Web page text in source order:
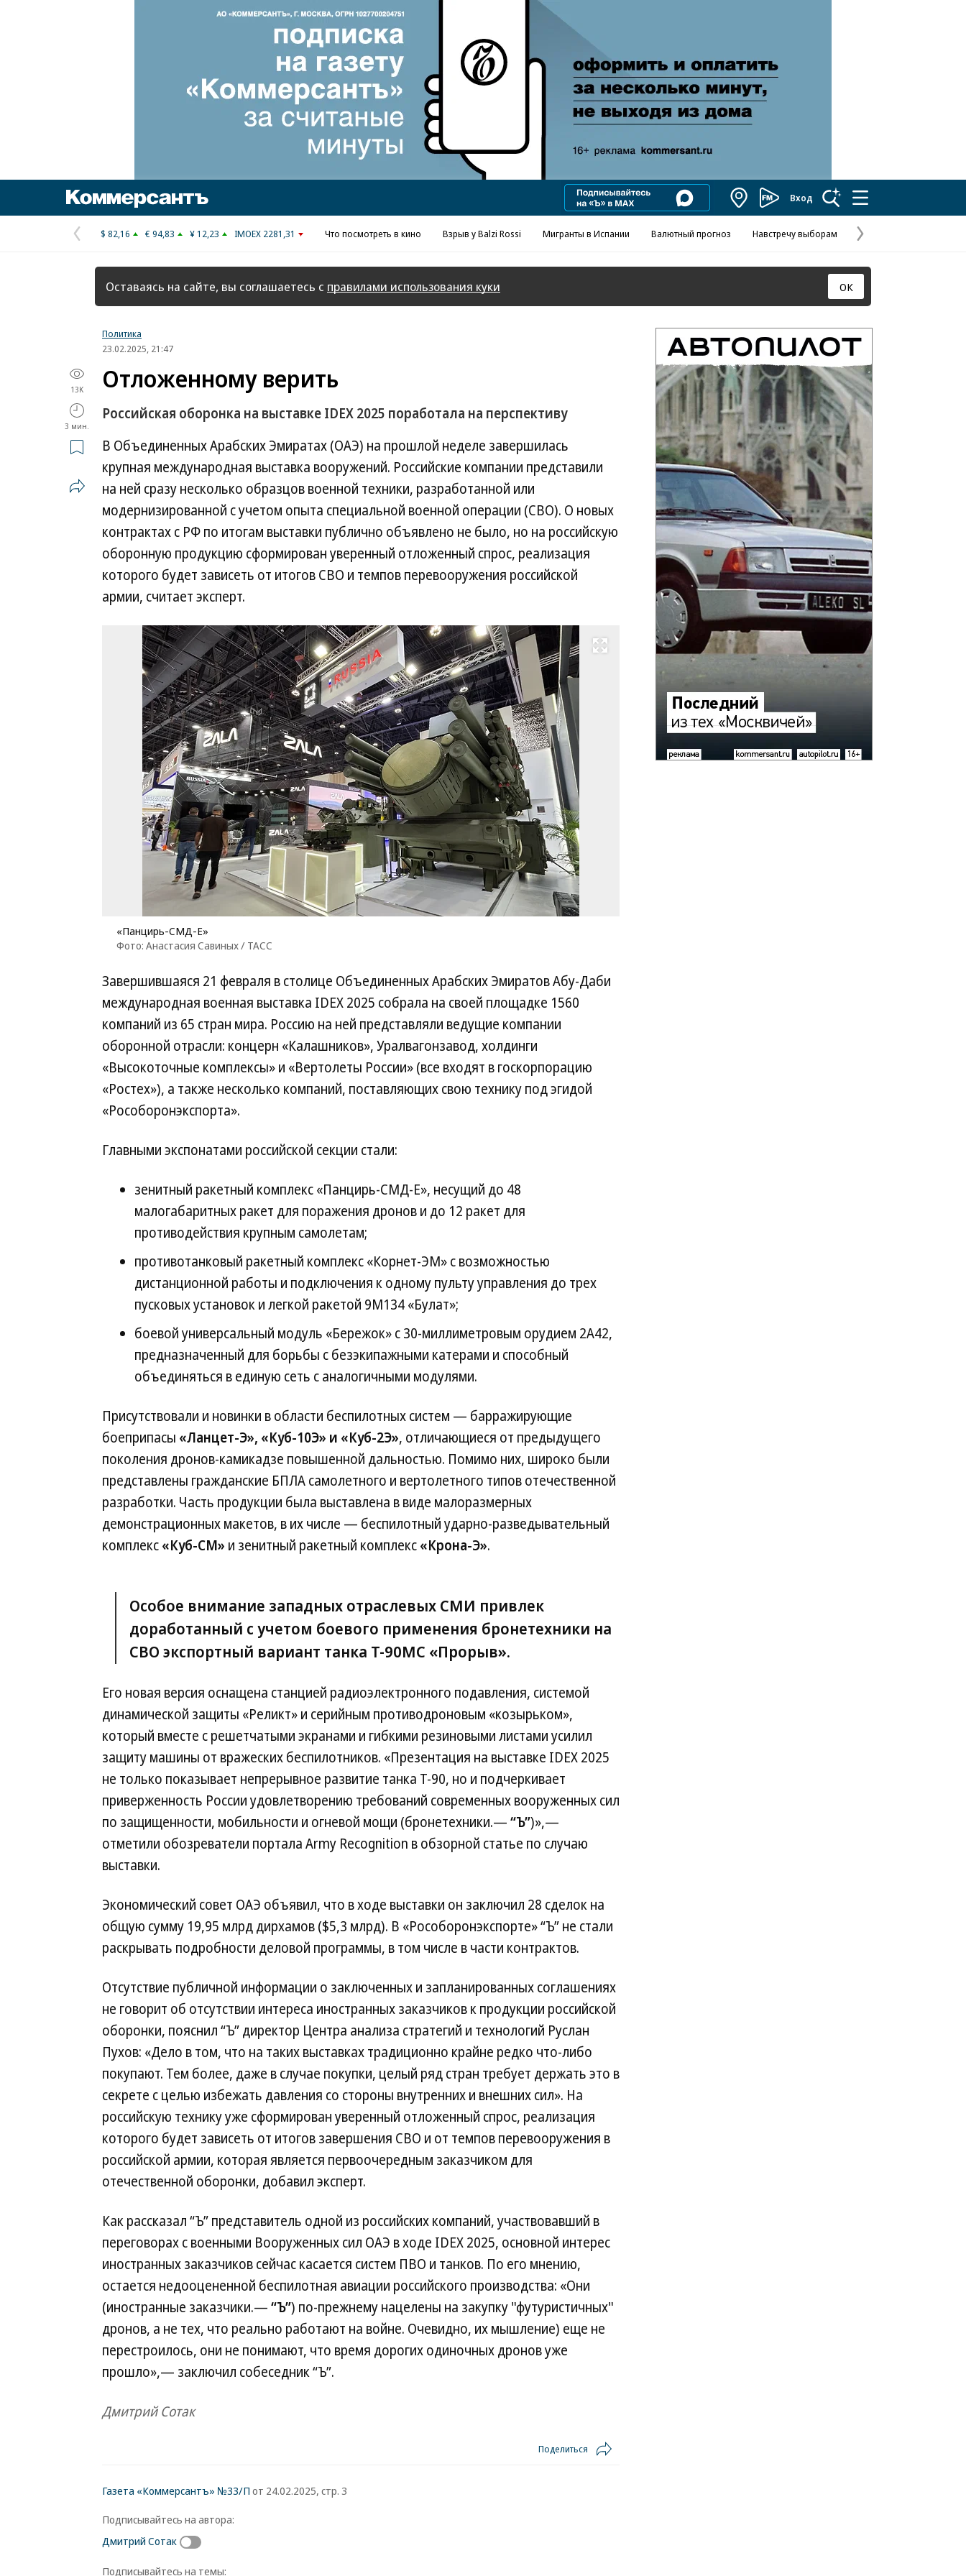
Реклама в «Ъ» www.kommersant.ru/ad
КоммерсантъВход
Предыдущая
страница
$ 82,16 € 94,83 ¥ 12,23 IMOEX 2281,31 Что посмотреть в кино Взрыв у Balzi Rossi Мигранты в Испании Валютный прогноз Навстречу выборам
Следующая
страница
Оставаясь на сайте, вы соглашаетесь с правилами использования куки ОК
Политика
23.02.2025, 21:47
13K
3 мин.
Отложенному верить
Российская оборонка на выставке IDEX 2025 поработала на перспективу
В Объединенных Арабских Эмиратах (ОАЭ) на прошлой неделе завершилась
крупная международная выставка вооружений. Российские компании представили
на ней сразу несколько образцов военной техники, разработанной или
модернизированной с учетом опыта специальной военной операции (СВО). О новых
контрактах с РФ по итогам выставки публично объявлено не было, но на российскую
оборонную продукцию сформирован уверенный отложенный спрос, реализация
которого будет зависеть от итогов СВО и темпов перевооружения российской
армии, считает эксперт.
Развернуть на весь экран
«Панцирь-СМД-Е»
Фото: Анастасия Савиных / ТАСС
Савиных
Завершившаяся 21 февраля в столице Объединенных Арабских Эмиратов Абу-Даби
международная военная выставка IDEX 2025 собрала на своей площадке 1560
компаний из 65 стран мира. Россию на ней представляли ведущие компании
оборонной отрасли: концерн «Калашников», Уралвагонзавод, холдинги
«Высокоточные комплексы» и «Вертолеты России» (все входят в госкорпорацию
«Ростех»), а также несколько компаний, поставляющих свою технику под эгидой
«Рособоронэкспорта».
Главными экспонатами российской секции стали:
зенитный ракетный комплекс «Панцирь-СМД-Е», несущий до 48
малогабаритных ракет для поражения дронов и до 12 ракет для
противодействия крупным самолетам;
противотанковый ракетный комплекс «Корнет-ЭМ» с возможностью
дистанционной работы и подключения к одному пульту управления до трех
пусковых установок и легкой ракетой 9М134 «Булат»;
боевой универсальный модуль «Бережок» с 30-миллиметровым орудием 2А42,
предназначенный для борьбы с безэкипажными катерами и способный
объединяться в единую сеть с аналогичными модулями.
Присутствовали и новинки в области беспилотных систем — барражирующие
боеприпасы «Ланцет-Э», «Куб-10Э» и «Куб-2Э», отличающиеся от предыдущего
поколения дронов-камикадзе повышенной дальностью. Помимо них, широко были
представлены гражданские БПЛА самолетного и вертолетного типов отечественной
разработки. Часть продукции была выставлена в виде малоразмерных
демонстрационных макетов, в их числе — беспилотный ударно-разведывательный
комплекс«Куб-СМ» и зенитный ракетный комплекс«Крона-Э».
Особое внимание западных отраслевых СМИ привлек
доработанный с учетом боевого применения бронетехники на
СВО экспортный вариант танка Т-90МС «Прорыв».
Его новая версия оснащена станцией радиоэлектронного подавления, системой
динамической защиты «Реликт» и серийным противодроновым «козырьком»,
который вместе с решетчатыми экранами и гибкими резиновыми листами усилил
защиту машины от вражеских беспилотников. «Презентация на выставке IDEX 2025
не только показывает непрерывное развитие танка Т-90, но и подчеркивает
приверженность России удовлетворению требований современных вооруженных сил
по защищенности, мобильности и огневой мощи (бронетехники.—“Ъ”)»,—
отметили обозреватели портала Army Recognition в обзорной статье по случаю
выставки.
Экономический совет ОАЭ объявил, что в ходе выставки он заключил 28 сделок на
общую сумму 19,95 млрд дирхамов ($5,3 млрд). В «Рособоронэкспорте» “Ъ” не стали
раскрывать подробности деловой программы, в том числе в части контрактов.
Отсутствие публичной информации о заключенных и запланированных соглашениях
не говорит об отсутствии интереса иностранных заказчиков к продукции российской
оборонки, пояснил “Ъ” директор Центра анализа стратегий и технологий Руслан
Пухов: «Дело в том, что на таких выставках традиционно крайне редко что-либо
покупают. Тем более, даже в случае покупки, целый ряд стран требует держать это в
секрете с целью избежать давления со стороны внутренних и внешних сил». На
российскую технику уже сформирован уверенный отложенный спрос, реализация
которого будет зависеть от итогов завершения СВО и от темпов перевооружения в
российской армии, которая является первоочередным заказчиком для
отечественной оборонки, добавил эксперт.
Как рассказал “Ъ” представитель одной из российских компаний, участвовавший в
переговорах с военными Вооруженных сил ОАЭ в ходе IDEX 2025, основной интерес
иностранных заказчиков сейчас касается систем ПВО и танков. По его мнению,
остается недооцененной беспилотная авиации российского производства: «Они
(иностранные заказчики.—“Ъ”) по-прежнему нацелены на закупку "футуристичных"
дронов, а не тех, что реально работают на войне. Очевидно, их мышление) еще не
перестроилось, они не понимают, что время дорогих одиночных дронов уже
прошло»,— заключил собеседник “Ъ”.
Дмитрий Сотак
Поделиться
Газета «Коммерсантъ» №33/П от 24.02.2025, стр. 3
Подписывайтесь на автора:
Дмитрий Сотак
Подписывайтесь на темы: